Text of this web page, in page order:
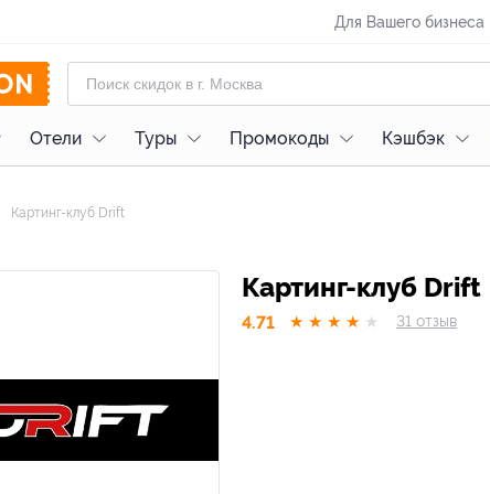
Для Вашего бизнеса
Отели Туры Промокоды Кэшбэк
Картинг-клуб Drift
Картинг-клуб Drift
4.71 ★ ★ ★ ★ ★ 31 отзыв